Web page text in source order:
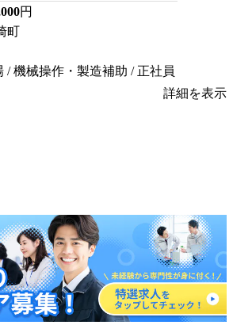
円
町
/ 機械操作・製造補助 / 正社員
詳細を表示